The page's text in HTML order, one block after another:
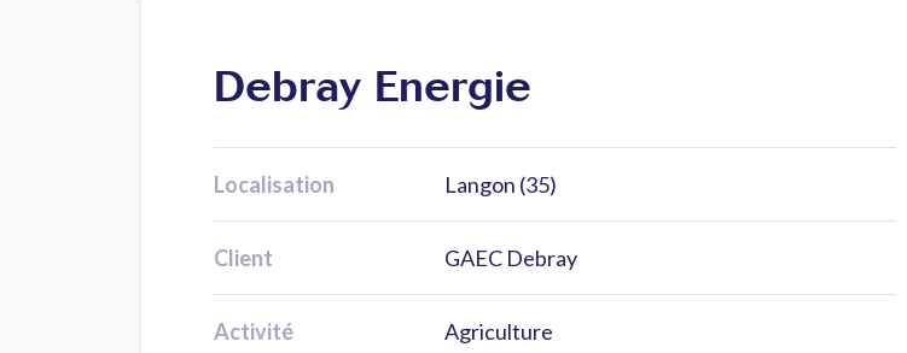
Debray Energie
Localisation Langon (35)
Client GAEC Debray
Activité Agriculture